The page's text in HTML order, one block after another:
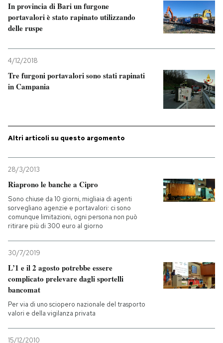
SHOP
CALENDARIO
AREA PERSONALE
In provincia di Bari un furgone
portavalori è stato rapinato utilizzando
delle ruspe
4/12/2018
Tre furgoni portavalori sono stati rapinati
in Campania
Altri articoli su questo argomento
28/3/2013
Riaprono le banche a Cipro
Sono chiuse da 10 giorni, migliaia di agenti
sorvegliano agenzie e portavalori: ci sono
comunque limitazioni, ogni persona non può
ritirare più di 300 euro al giorno
30/7/2019
L’1 e il 2 agosto potrebbe essere
complicato prelevare dagli sportelli
bancomat
Per via di uno sciopero nazionale del trasporto
valori e della vigilanza privata
15/12/2010